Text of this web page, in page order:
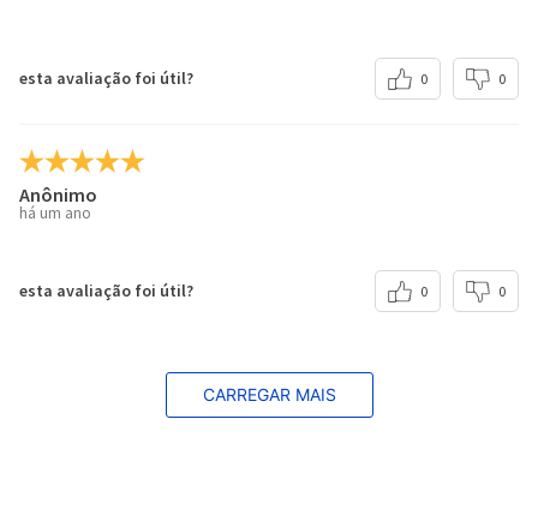
esta avaliação foi útil? 0 0
Anônimo
há um ano
esta avaliação foi útil? 0 0
CARREGAR MAIS